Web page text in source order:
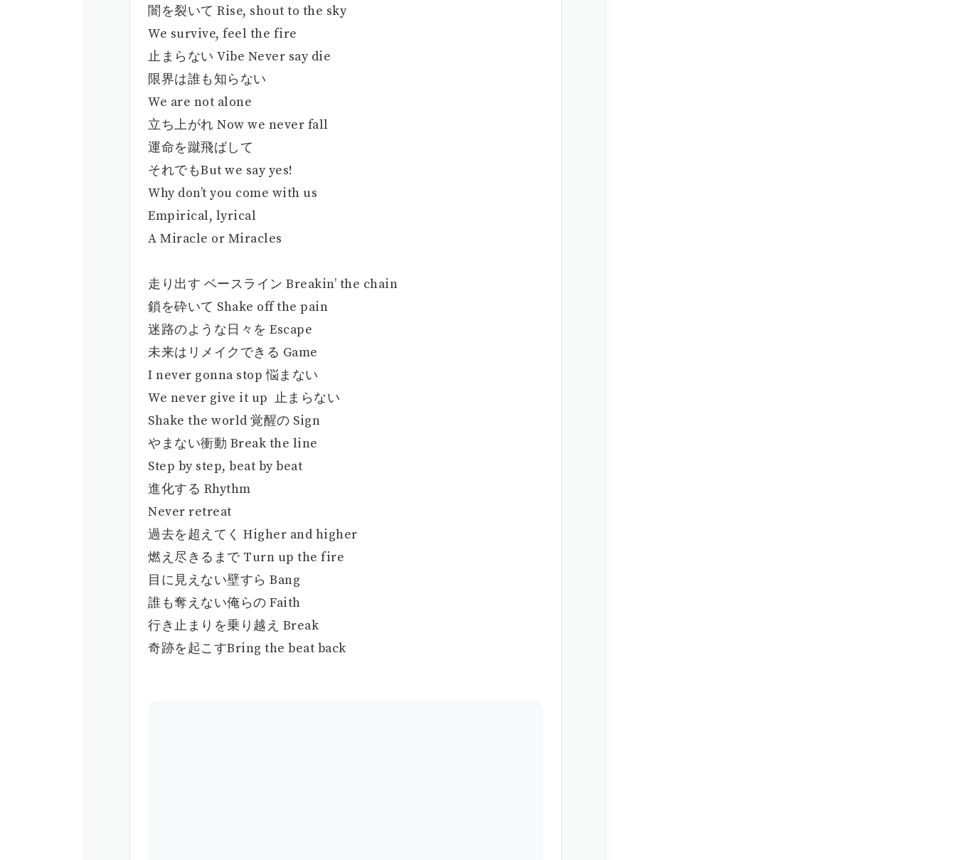
闇を裂いて Rise, shout to the sky
We survive, feel the fire
止まらない Vibe Never say die
限界は誰も知らない
We are not alone
立ち上がれ Now we never fall
運命を蹴飛ばして
それでもBut we say yes!
Why don’t you come with us
Empirical, lyrical
A Miracle or Miracles
走り出す ベースライン Breakin’ the chain
鎖を砕いて Shake off the pain
迷路のような日々を Escape
未来はリメイクできる Game
I never gonna stop 悩まない
We never give it up 止まらない
Shake the world 覚醒の Sign
やまない衝動 Break the line
Step by step, beat by beat
進化する Rhythm
Never retreat
過去を超えてく Higher and higher
燃え尽きるまで Turn up the fire
目に見えない壁すら Bang
誰も奪えない俺らの Faith
行き止まりを乗り越え Break
奇跡を起こすBring the beat back